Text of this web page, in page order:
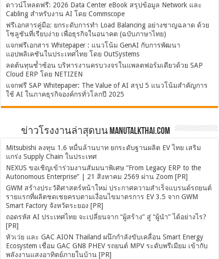
ดาวน์โหลดฟรี: 2026 Data Center eBook สรุปข้อมูล Network และ
Cabling สำหรับงาน AI โดย Commscope
ฟรีเอกสารคู่มือ: ยกระดับการทำ Load Balancing อย่างชาญฉลาด ด้วย
โซลูชันที่เรียบง่าย เพื่อธุรกิจในอนาคต (ฉบับภาษาไทย)
แจกฟรีเอกสาร Whitepaper : แนวโน้ม GenAI กับการพัฒนา
แอปพลิเคชันในประเทศไทย โดย OutSystems
ลดต้นทุนซ้ำซ้อน บริหารงานครบวงจรในแพลตฟอร์มเดียวด้วย SAP
Cloud ERP โดย NETIZEN
แจกฟรี SAP Whitepaper: The Value of AI สรุป 5 แนวโน้มสำคัญการ
ใช้ AI ในภาคธุรกิจองค์กรทั่วโลกปี 2025
ข่าวโรงงานล่าสุดบน ManuTalkThai.com
Mitsubishi ลงทุน 1.6 หมื่นล้านบาท ยกระดับฐานผลิต EV ไทย เสริม
แกร่ง Supply Chain ในประเทศ
NEXUS ขอเชิญเข้าร่วมงานสัมมนาพิเศษ “From Legacy ERP to the
Autonomous Enterprise” | 21 สิงหาคม 2569 ผ่าน Zoom [PR]
GWM สร้างประวัติศาสตร์หน้าใหม่ ประกาศความสำเร็จแบรนด์รถยนต์
รายแรกที่ผลิตชดเชยครบตามเงื่อนไขมาตรการ EV 3.5 จาก GWM
Smart Factory จังหวัดระยอง [PR]
ถอดรหัส AI ประเทศไทย จะเปลี่ยนจาก “ผู้สร้าง” สู่ “ผู้นำ” ได้อย่างไร?
[PR]
หัวเว่ย และ GAC AION Thailand ผนึกกำลังขับเคลื่อน Smart Energy
Ecosystem เชื่อม GAC GN8 PHEV รถยนต์ MPV ระดับพรีเมียม เข้ากับ
พลังงานแสงอาทิตย์ภายในบ้าน [PR]